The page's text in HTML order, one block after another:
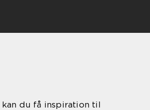
du få inspiration til